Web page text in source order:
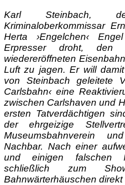
Karl Steinbach,
Kriminaloberkommissar
Herta ›Engelchen‹
Erpresser droht, den
wiedereröffneten
Luft zu jagen. Er will
von Steinbach geleitete
Carlsbahn‹ eine
zwischen Carlshaven und
ersten Tatverdächtigen
der ehrgeizige
Museumsbahnverein
Nachbar. Nach einer
und einigen falschen
schließlich zum
Bahnwärterhäuschen direkt